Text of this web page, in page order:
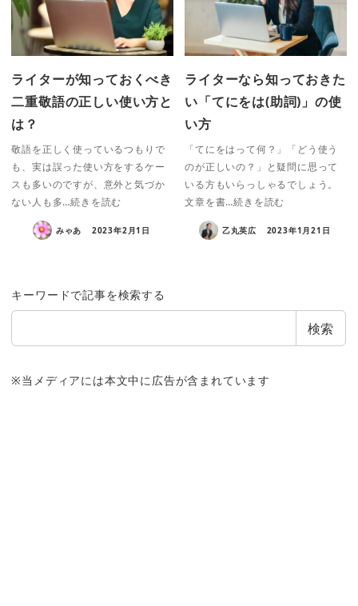
ライターが知っておくべき
二重敬語の正しい使い方と
は？
敬語を正しく使っているつもりで
も、実は誤った使い方をするケー
スも多いのですが、意外と気づか
ない人も多…続きを読む
みゃあ 2023年2月1日
ライターなら知っておきた
い「てにをは(助詞)」の使
い方
「てにをはって何？」「どう使う
のが正しいの？」と疑問に思って
いる方もいらっしゃるでしょう。
文章を書…続きを読む
乙丸英広 2023年1月21日
キーワードで記事を検索する
検索
※当メディアには本文中に広告が含まれています